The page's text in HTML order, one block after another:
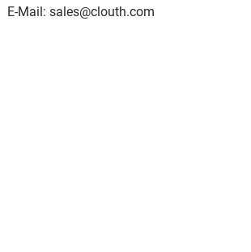
E-Mail: sales@clouth.com